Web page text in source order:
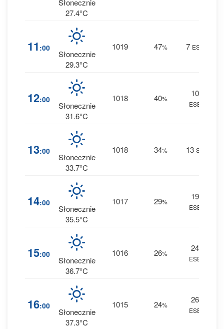
Słonecznie
27.4°C
11 :00
Słonecznie
29.3°C
1019 47% 7 ESE
12:00
Słonecznie
31.6°C
1018 40%
10
ESE
13:00
Słonecznie
33.7°C
1018 34% 13 SE
14:00
Słonecznie
35.5°C
1017 29%
19
ESE
15:00
Słonecznie
36.7°C
1016 26%
24
ESE
16:00
Słonecznie
37.3°C
1015 24%
26
ESE